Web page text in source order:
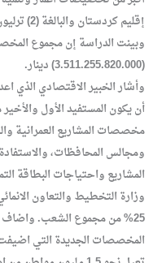
إقليم كردستان والبالغة (2) ترليون و(664) مليار و(354) مليون دينار.
وبينت الدراسة إن مجموع
(3.511.255.820.000) دينار.
وأشار الخبير الاقتصادي الذي
أن يكون المستفيد الأول
مخصصات المشاريع العمرانية
ومجالس المحافظات،
المشاريع واحتياجات البطاقة
وزارة التخطيط والتعاون
25% من مجموع الشعب. واضاف
المخصصات الجديدة التي